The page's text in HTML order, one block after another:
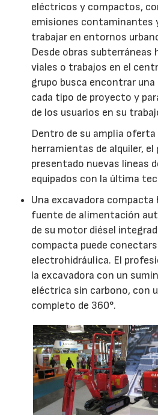
eléctricos y compactos,
emisiones contaminantes
trabajar en entornos
Desde obras subterráneas
viales o trabajos en el
grupo busca encontrar una
cada tipo de proyecto y
de los usuarios en su
Dentro de su amplia oferta
herramientas de alquiler, el
presentado nuevas líneas
equipados con la última
Una excavadora compacta
fuente de alimentación
de su motor diésel
compacta puede
electrohidráulica. El
la excavadora con un
eléctrica sin carbono, con
completo de 360°.